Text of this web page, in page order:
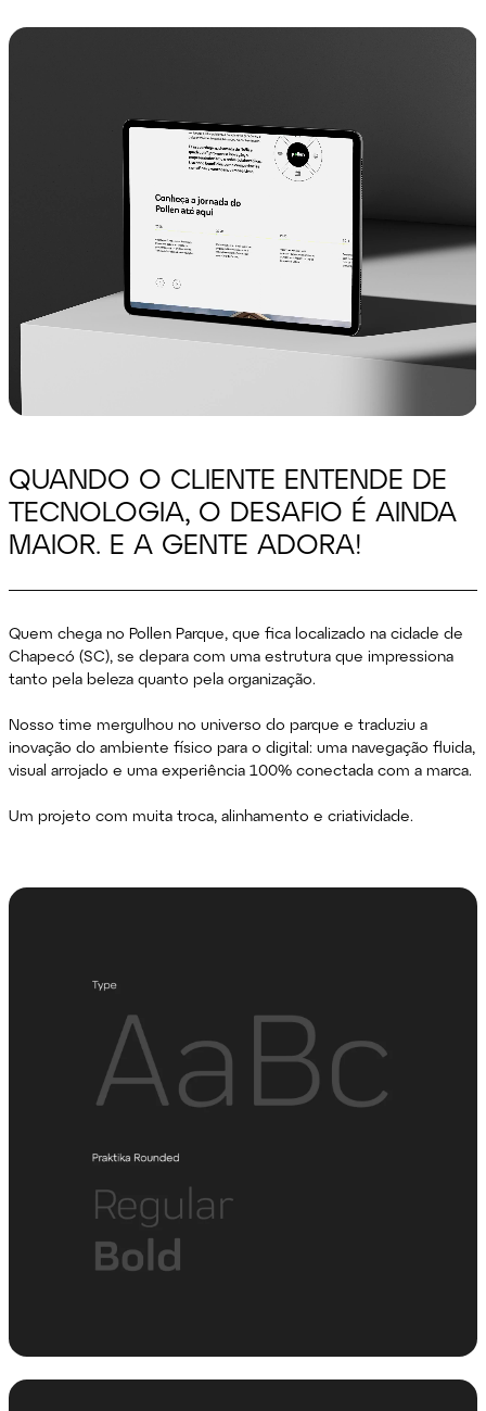
QUANDO O CLIENTE ENTENDE DE
TECNOLOGIA, O DESAFIO É AINDA
MAIOR. E A GENTE ADORA!
Quem chega no Pollen Parque, que fica localizado na cidade de
Chapecó (SC), se depara com uma estrutura que impressiona
tanto pela beleza quanto pela organização.
Nosso time mergulhou no universo do parque e traduziu a
inovação do ambiente físico para o digital: uma navegação fluida,
visual arrojado e uma experiência 100% conectada com a marca.
Um projeto com muita troca, alinhamento e criatividade.